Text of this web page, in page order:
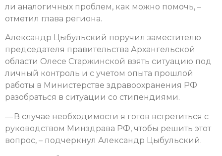
ли аналогичных проблем, как можно помочь, –
отметил глава региона.
Александр Цыбульский поручил заместителю
председателя правительства Архангельской
области Олесе Старжинской взять ситуацию под
личный контроль и с учетом опыта прошлой
работы в Министерстве здравоохранения РФ
разобраться в ситуации со стипендиями.
— В случае необходимости я готов встретиться с
руководством Минздрава РФ, чтобы решить этот
вопрос, – подчеркнул Александр Цыбульский.